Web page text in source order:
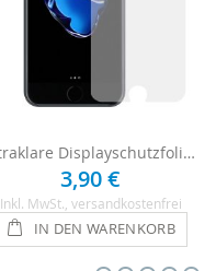
Ultraklare Displayschutzfolie für iPhone 7
3,90 €
Inkl. MwSt. , versandkostenfrei
IN DEN WARENKORB